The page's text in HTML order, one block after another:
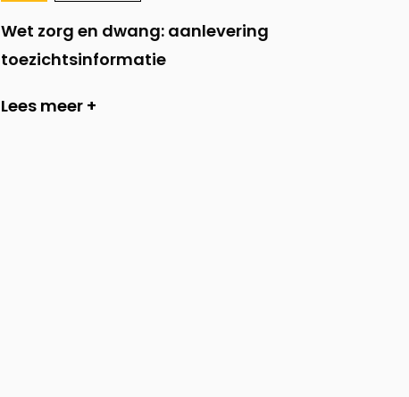
Wet zorg en dwang: aanlevering
toezichtsinformatie
Lees meer +